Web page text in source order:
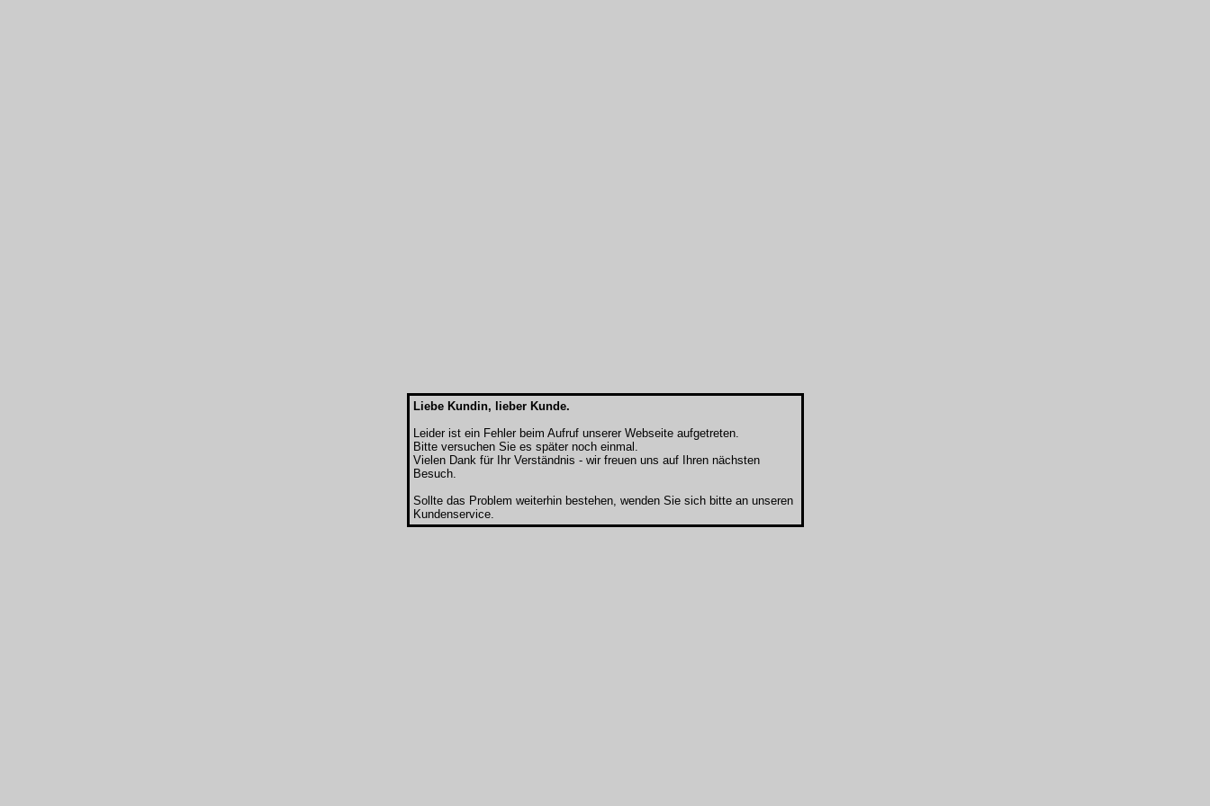
Liebe Kundin, lieber Kunde.
Leider ist ein Fehler beim Aufruf unserer Webseite aufgetreten.
Bitte versuchen Sie es später noch einmal.
Vielen Dank für Ihr Verständnis - wir freuen uns auf Ihren nächsten
Besuch.
Sollte das Problem weiterhin bestehen, wenden Sie sich bitte an unseren
Kundenservice.